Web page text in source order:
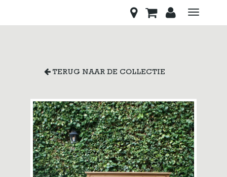
Toggle
TERUG NAAR DE COLLECTIE